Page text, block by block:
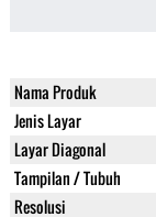
Nama Produk
Jenis Layar
Layar Diagonal
Tampilan / Tubuh
Resolusi